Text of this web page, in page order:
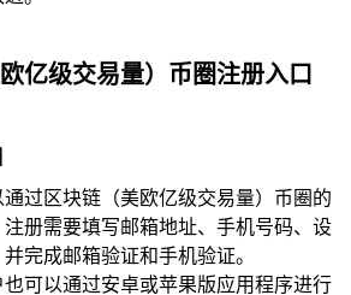
亿级交易量）币圈注册入口
过区块链（美欧亿级交易量）币圈的
册需要填写邮箱地址、手机号码、设
完成邮箱验证和手机验证。
可以通过安卓或苹果版应用程序进行